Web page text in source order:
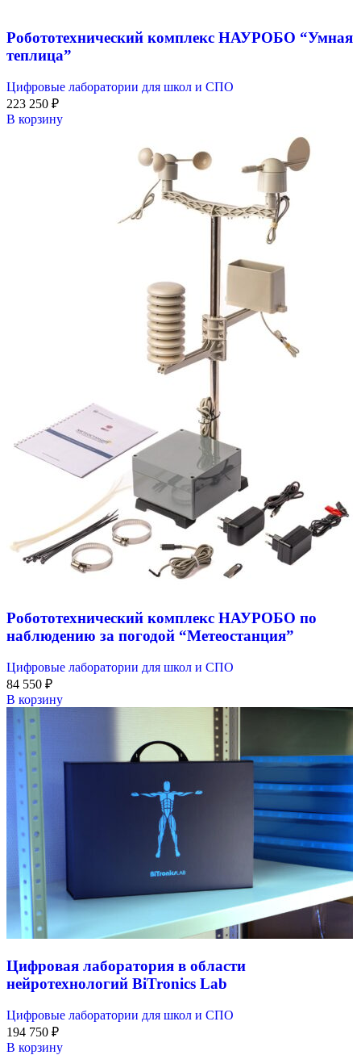
Робототехнический комплекс НАУРОБО “Умная
теплица”
Цифровые лаборатории для школ и СПО
223 250 ₽
В корзину
Робототехнический комплекс НАУРОБО по
наблюдению за погодой “Метеостанция”
Цифровые лаборатории для школ и СПО
84 550 ₽
В корзину
Цифровая лаборатория в области
нейротехнологий BiTronics Lab
Цифровые лаборатории для школ и СПО
194 750 ₽
В корзину